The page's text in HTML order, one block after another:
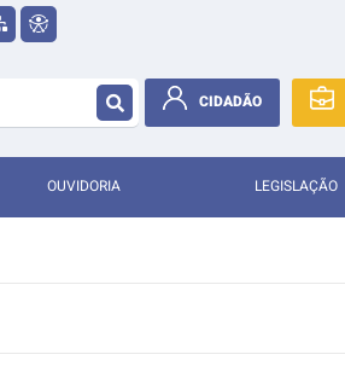
CIDADÃO
OUVIDORIA LEGISLAÇÃO